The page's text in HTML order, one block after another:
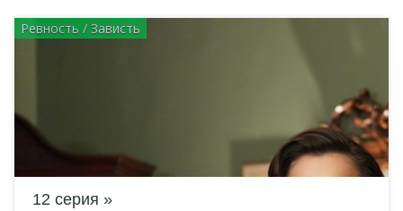
Ревность / Зависть
12 серия